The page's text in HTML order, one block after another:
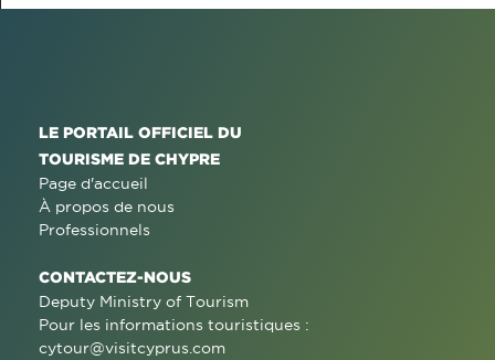
LE PORTAIL OFFICIEL DU
TOURISME DE CHYPRE
Page d'accueil
À propos de nous
Professionnels
CONTACTEZ-NOUS
Deputy Ministry of Tourism
Pour les informations touristiques :
cytour@visitcyprus.com